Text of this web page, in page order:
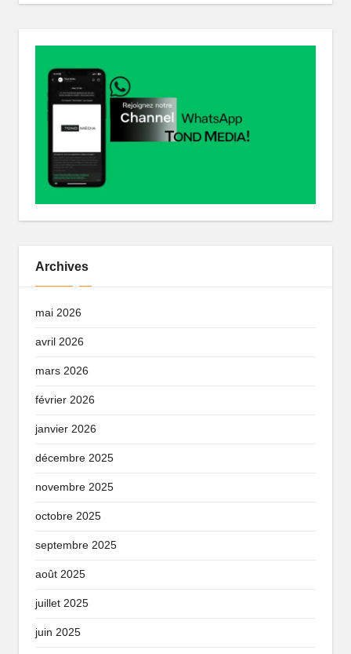
Archives
mai 2026
avril 2026
mars 2026
février 2026
janvier 2026
décembre 2025
novembre 2025
octobre 2025
septembre 2025
août 2025
juillet 2025
juin 2025